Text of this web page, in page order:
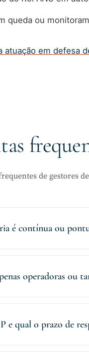
queda ou
atuação em defesa
de gestores
é contínua ou
operadoras ou
e qual o prazo de